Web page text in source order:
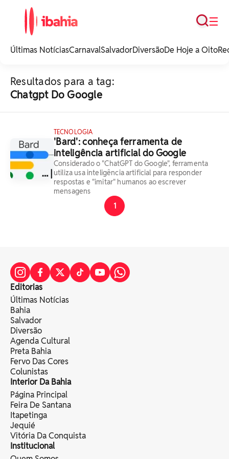
noticias e
☰
Busca
Últimas NotíciasCarnavalSalvadorDiversãoDe Hoje a Oito
Resultados para a tag:
Chatgpt Do Google
TECNOLOGIA
'Bard': conheça ferramenta de
inteligência artificial do Google
Considerado o "ChatGPT do Google", ferramenta
utiliza usa inteligência artificial para responder
respostas e "imitar" humanos ao escrever
mensagens
1
Editorias
Últimas Notícias
Bahia
Salvador
Diversão
Agenda Cultural
Preta Bahia
Fervo Das Cores
Colunistas
Interior Da Bahia
Página Principal
Feira De Santana
Itapetinga
Jequié
Vitória Da Conquista
Institucional